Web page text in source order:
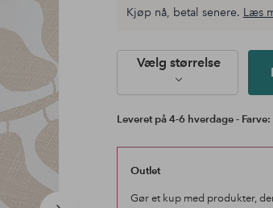
Kjøp nå, betal senere. Læs
Vælg størrelse
Leveret på 4-6 hverdage -
Outlet
Gør et kup med produkter,